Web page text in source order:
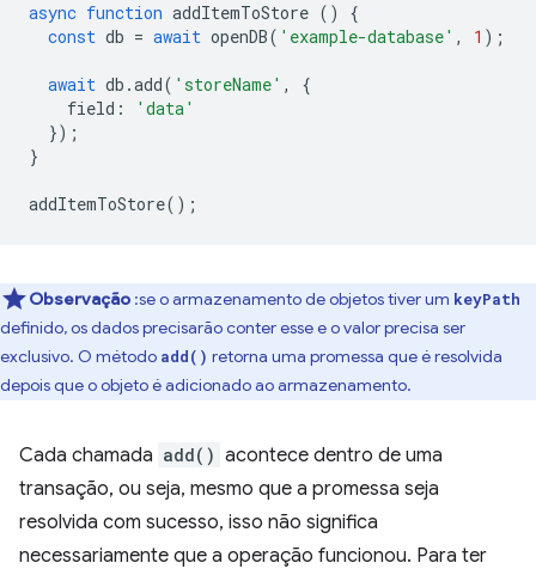
async function addItemToStore ()
{
const db = await openDB( 'example-database' , 1 );
await db .add( 'storeName' ,
{
field :
'data'
});
}
addItemToStore();
Observação :se o armazenamento de objetos tiver um keyPath
definido, os dados precisarão conter esse e o valor precisa ser
exclusivo. O método add() retorna uma promessa que é resolvida
depois que o objeto é adicionado ao armazenamento.
Cada chamada add() acontece dentro de uma
transação, ou seja, mesmo que a promessa seja
resolvida com sucesso, isso não significa
necessariamente que a operação funcionou. Para ter